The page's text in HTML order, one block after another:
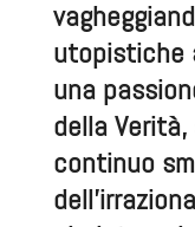
utopistiche
una
della
continuo